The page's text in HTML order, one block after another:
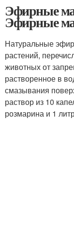
Эфирные
Эфирные
Натуральные
растений,
животных от
растворенное в
смазывания
раствор из 10
розмарина и 1